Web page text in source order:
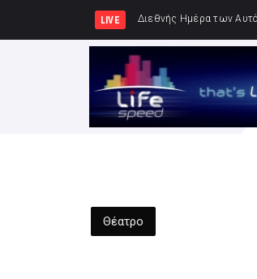
LIVE Συνελήφθησαν -3- ά
Θέατρο